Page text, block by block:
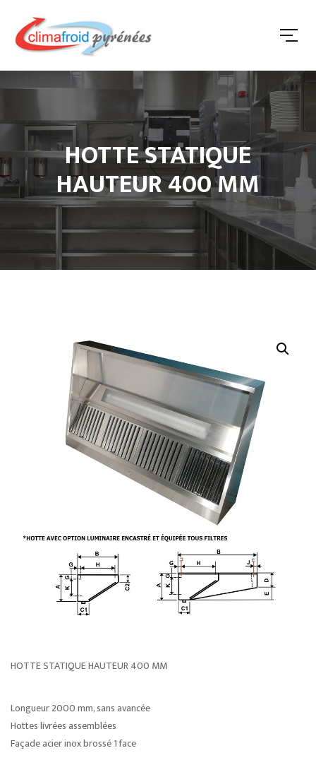
HOTTE STATIQUE
HAUTEUR 400 MM
HOTTE STATIQUE HAUTEUR 400 MM
Longueur 2000 mm, sans avancée
Hottes livrées assemblées
Façade acier inox brossé 1 face